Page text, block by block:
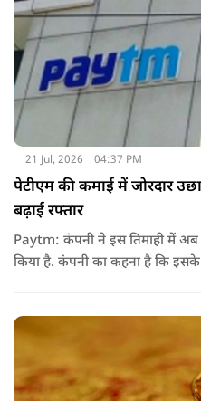
21 Jul, 2026 04:37 PM
पेटीएम की कमाई में जोरदार
बढ़ाई रफ्तार
Paytm: कंपनी ने इस तिमाही में
किया है. कंपनी का कहना है कि